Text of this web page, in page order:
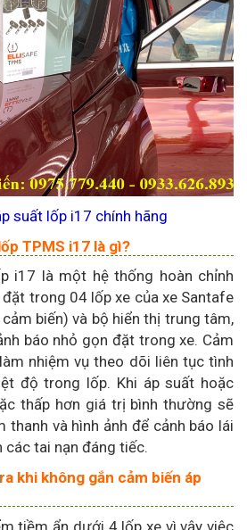
suất lốp i17 chính hãng
TPMS i17 là gì?
i17 là một hệ thống hoàn chỉnh
trong 04 lốp xe của xe Santafe
biến) và bộ hiển thị trung tâm,
báo nhỏ gọn đặt trong xe. Cảm
làm nhiệm vụ theo dõi liên tục tình
độ trong lốp. Khi áp suất hoặc
thấp hơn giá trị bình thường sẽ
thanh và hình ảnh để cảnh báo lái
các tai nạn đáng tiếc.
khi không gắn cảm biến áp
tiềm ẩn dưới 4 lốp xe vì vậy việc